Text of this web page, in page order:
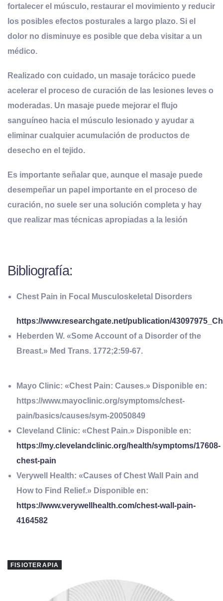
fortalecer el músculo, restaurar el movimiento y reducir
los posibles efectos posturales a largo plazo. Si el
dolor no disminuye es posible que deba visitar a un
médico.
Realizado con cuidado, un masaje torácico puede
acelerar el proceso de curación de las lesiones leves o
moderadas. Un masaje puede mejorar el flujo
sanguíneo hacia el músculo lesionado y ayudar a
eliminar cualquier acumulación de productos de
desecho en el tejido.
Es importante señalar que, aunque el masaje puede
desempeñar un papel importante en el proceso de
curación, no suele ser una solución completa y hay
que realizar mas técnicas apropiadas a la lesión
Bibliografía:
Chest Pain in Focal Musculoskeletal Disorders
https://www.researchgate.net/publication/
Heberden W. «Some Account of a Disorder of the
Breast.» Med Trans. 1772;2:59-67.
Mayo Clinic: «Chest Pain: Causes.» Disponible en:
https://www.mayoclinic.org/symptoms/chest-
pain/basics/causes/sym-20050849
Cleveland Clinic: «Chest Pain.» Disponible en:
https://my.clevelandclinic.org/health/symptoms/17608-
chest-pain
Verywell Health: «Causes of Chest Wall Pain and
How to Find Relief.» Disponible en:
https://www.verywellhealth.com/chest-wall-pain-
4164582
FISIOTERAPIA